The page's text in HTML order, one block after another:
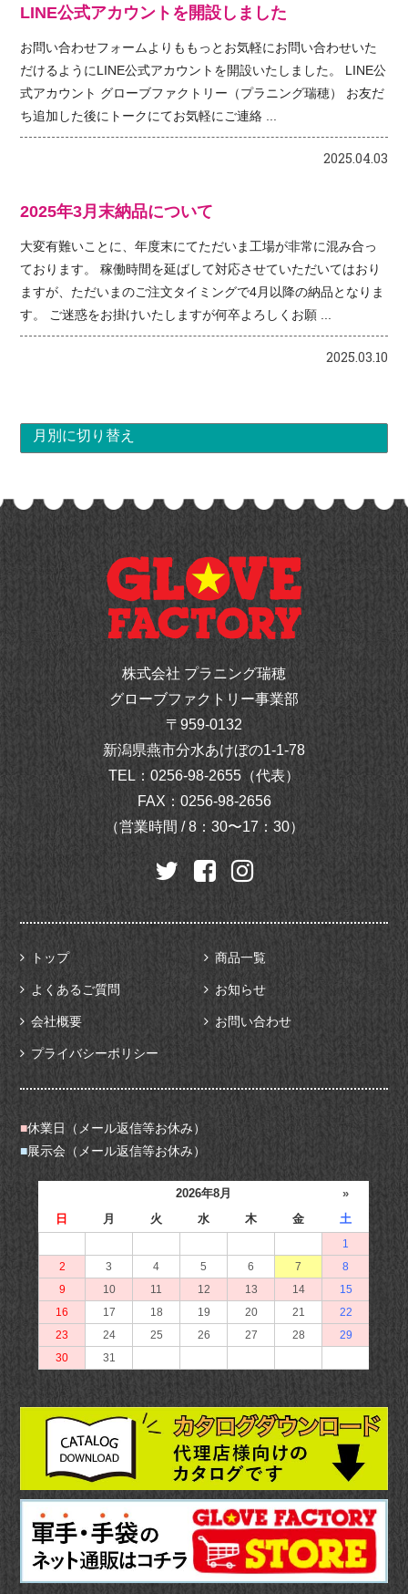
LINE公式アカウントを開設しました
お問い合わせフォームよりももっとお気軽にお問い合わせいた
だけるようにLINE公式アカウントを開設いたしました。 LINE公
式アカウント グローブファクトリー（プラニング瑞穂） お友だ
ち追加した後にトークにてお気軽にご連絡 ...
2025.04.03
2025年3月末納品について
大変有難いことに、年度末にてただいま工場が非常に混み合っ
ております。 稼働時間を延ばして対応させていただいてはおり
ますが、ただいまのご注文タイミングで4月以降の納品となりま
す。 ご迷惑をお掛けいたしますが何卒よろしくお願 ...
2025.03.10
株式会社 プラニング瑞穂
グローブファクトリー事業部
〒959-0132
新潟県燕市分水あけぼの1-1-78
TEL： 0256-98-2655（代表）
FAX：0256-98-2656
（営業時間 / 8：30〜17：30）
トップ 商品一覧
よくあるご質問 お知らせ
会社概要 お問い合わせ
プライバシーポリシー
■休業日（メール返信等お休み）
■展示会（メール返信等お休み）